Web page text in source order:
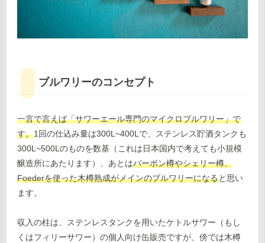
ブルワリーのコンセプト
一言で言えば「サワーエール専門のマイクロブルワリー」で
す。1回の仕込み量は300L~400Lで、ステンレス貯酒タンクも
300L~500Lのものを数基（これは日本国内で考えても小規模
醸造所にあたります）、あとはバーボン樽やシェリー樽、
Foederを使った木樽熟成がメインのブルワリーになると思い
ます。
収入の柱は、ステンレスタンクを用いたケトルサワー（もし
くはフィリーサワー）の個人向け缶販売ですが、傍では木樽